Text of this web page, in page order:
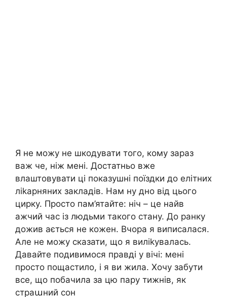
Я не можу не шкодувати того, кому зараз
важ че, ніж мені. Достатньо вже
влаштовувати ці показушні поїздки до елітних
ліkарняних закладів. Нам ну дно від цього
цирку. Просто пам’ятайте: ніч – це найв
ажчий час із людьми такого стану. До ранку
дожив ається не кожен. Вчора я виписалася.
Але не можу сказати, що я виліkувалась.
Давайте подивимося правді у вічі: мені
просто пощастило, і я ви жила. Хочу забути
все, що побачила за цю пару тижнів, як
страաний сон